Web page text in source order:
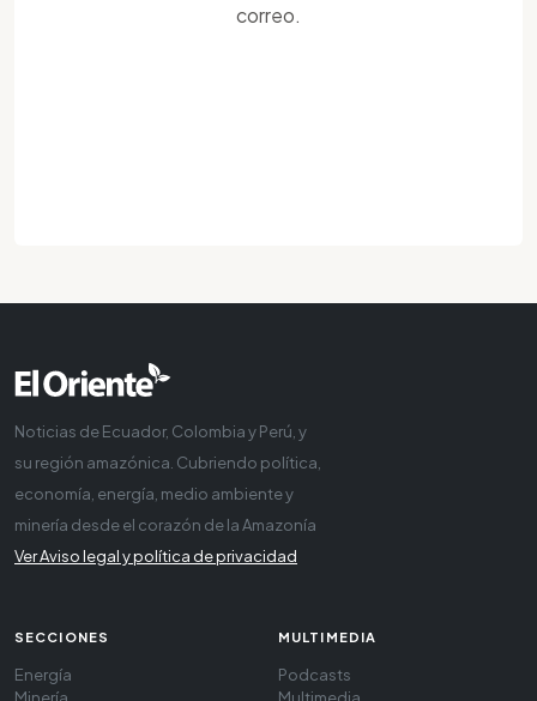
correo.
Noticias de Ecuador, Colombia y Perú, y
su región amazónica. Cubriendo política,
economía, energía, medio ambiente y
minería desde el corazón de la Amazonía
Ver Aviso legal y política de privacidad
SECCIONES
Energía
MULTIMEDIA
Podcasts